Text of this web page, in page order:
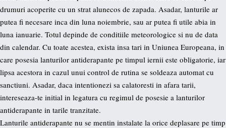
drumuri acoperite cu un strat alunecos de zapada. Asadar, lanturile ar
putea fi necesare inca din luna noiembrie, sau ar putea fi utile abia in
luna ianuarie. Totul depinde de conditiile meteorologice si nu de data
din calendar. Cu toate acestea, exista insa tari in Uniunea Europeana, in
care posesia lanturilor antiderapante pe timpul iernii este obligatorie, iar
lipsa acestora in cazul unui control de rutina se soldeaza automat cu
sanctiuni. Asadar, daca intentionezi sa calatoresti in afara tarii,
intereseaza-te initial in legatura cu regimul de posesie a lanturilor
antiderapante in tarile tranzitate.
Lanturile antiderapante nu se mentin instalate la orice deplasare pe timp